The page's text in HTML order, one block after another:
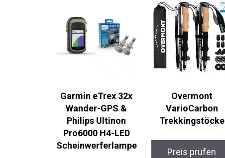
Garmin eTrex 32x
Wander-GPS &
Philips Ultinon
Pro6000 H4-LED
Scheinwerferlampe
Overmont
VarioCarbon
Trekkingstöcke
Preis prüfen